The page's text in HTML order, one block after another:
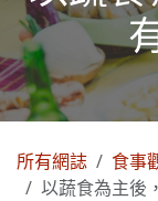
所有網誌
食事
以蔬食為主後